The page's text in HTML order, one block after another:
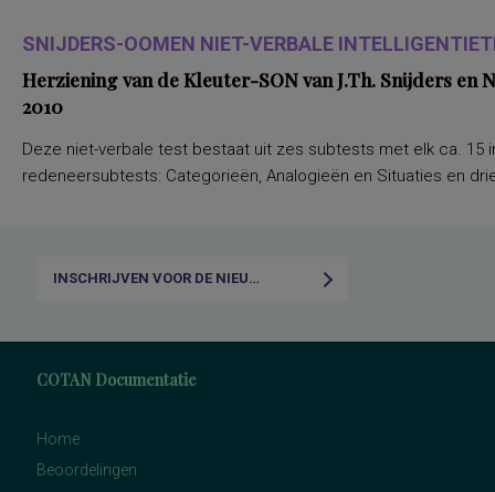
SNIJDERS-OOMEN NIET-VERBALE
Herziening van de Kleuter-SON van J.Th. Snijders en
2010
Deze niet-verbale test bestaat uit zes subtests met elk ca. 15
redeneersubtests: Categorieën, Analogieën en Situaties en
INSCHRIJVEN VOOR DE NIEUWSBRIEF
COTAN Documentatie
Home
Beoordelingen